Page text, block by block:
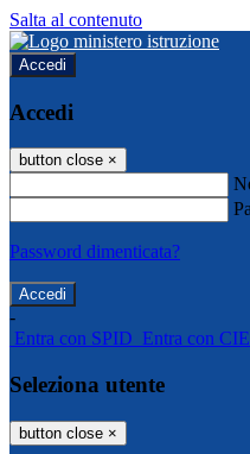
Salta al contenuto
Accedi
Accedi
button close ×
Password dimenticata?
-
Entra con SPID Entra con CIE
Seleziona utente
button close ×